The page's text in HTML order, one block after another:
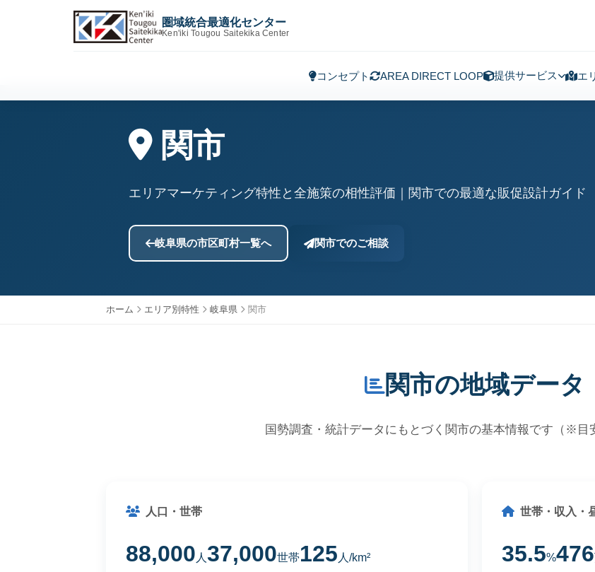
圏域統合最適化センター
Ken'iki Tougou Saitekika Center
コンセプト AREA DIRECT LOOP 提供サービス エ
関市
エリアマーケティング特性と全施策の相性評価｜関市での最適な販促設計ガイド
岐阜県の市区町村一覧へ 関市でのご相談
ホーム エリア別特性 岐阜県 関市
関市の地域データ
国勢調査・統計データにもとづく関市の基本情報です（※目
人口・世帯
88,000 人 37,000世帯125 人/km²
世帯・収入・
35.5%476